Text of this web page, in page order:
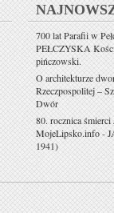
700 lat Parafii w
PEŁCZYSKA
pińczowski.
O architekturze
Rzeczpospolitej –
Dwór
80. rocznica
MojeLipsko.info-
1941)